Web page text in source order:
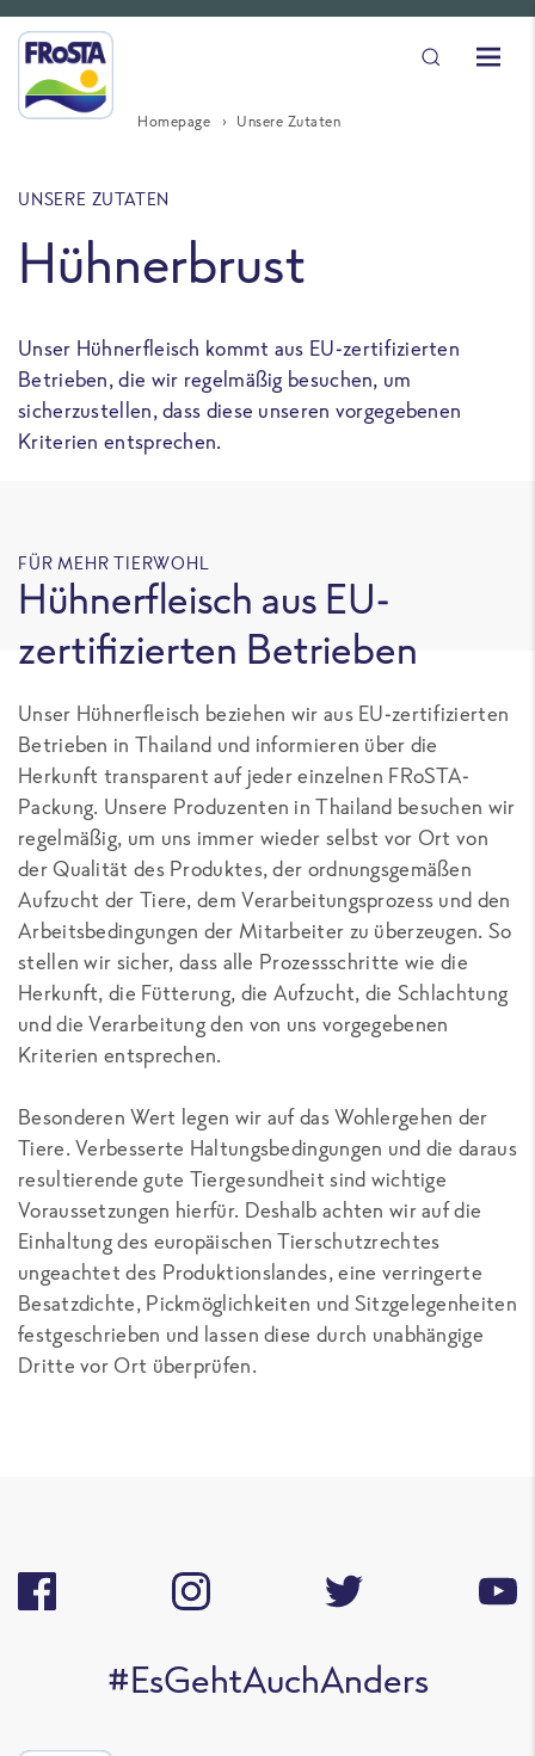
Homepage Unsere Zutaten
UNSERE ZUTATEN
Hühnerbrust
Unser Hühnerfleisch kommt aus EU-zertifizierten
Betrieben, die wir regelmäßig besuchen, um
sicherzustellen, dass diese unseren vorgegebenen
Kriterien entsprechen.
FÜR MEHR TIERWOHL
Hühnerfleisch aus EU-
zertifizierten Betrieben
Unser Hühnerfleisch beziehen wir aus EU-zertifizierten
Betrieben in Thailand und informieren über die
Herkunft transparent auf jeder einzelnen FRoSTA-
Packung. Unsere Produzenten in Thailand besuchen wir
regelmäßig, um uns immer wieder selbst vor Ort von
der Qualität des Produktes, der ordnungsgemäßen
Aufzucht der Tiere, dem Verarbeitungsprozess und den
Arbeitsbedingungen der Mitarbeiter zu überzeugen. So
stellen wir sicher, dass alle Prozessschritte wie die
Herkunft, die Fütterung, die Aufzucht, die Schlachtung
und die Verarbeitung den von uns vorgegebenen
Kriterien entsprechen.
Besonderen Wert legen wir auf das Wohlergehen der
Tiere. Verbesserte Haltungsbedingungen und die daraus
resultierende gute Tiergesundheit sind wichtige
Voraussetzungen hierfür. Deshalb achten wir auf die
Einhaltung des europäischen Tierschutzrechtes
ungeachtet des Produktionslandes, eine verringerte
Besatzdichte, Pickmöglichkeiten und Sitzgelegenheiten
festgeschrieben und lassen diese durch unabhängige
Dritte vor Ort überprüfen.
#EsGehtAuchAnders